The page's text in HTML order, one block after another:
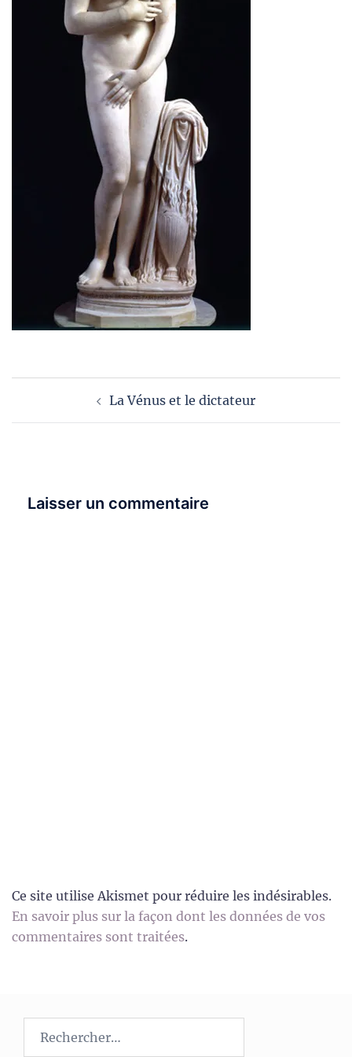
La Vénus et le dictateur
Laisser un commentaire
Ce site utilise Akismet pour réduire les indésirables.
En savoir plus sur la façon dont les données de vos
commentaires sont traitées.